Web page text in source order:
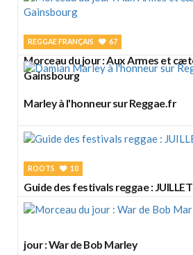
REGGAE FRANÇAIS 67
Morceau du jour : Aux Armes et
Gainsbourg
Marley à l'honneur sur Reggae.fr
ROOTS 10
Guide des festivals reggae :
jour : War de Bob Marley